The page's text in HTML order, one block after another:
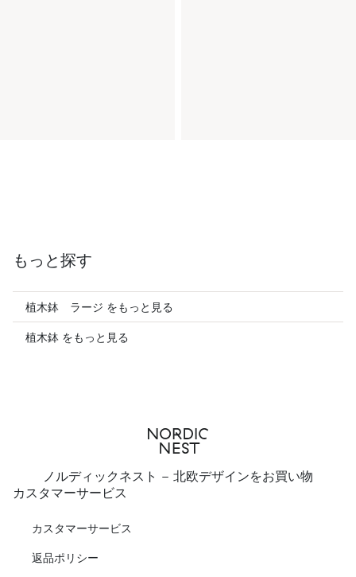
もっと探す
植木鉢 ラージ をもっと見る
植木鉢 をもっと見る
ノルディックネスト - 北欧デザインをお買い物
カスタマーサービス
カスタマーサービス
返品ポリシー